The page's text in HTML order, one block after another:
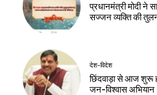
प्रधानमंत्री मोदी ने
सज्जन व्यक्ति की
देश-विदेश
छिंदवाड़ा से आज शुरू
जन-विश्वास अभियान